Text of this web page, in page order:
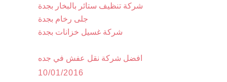
شركة تنظيف ستائر بالبخار بجدة
جلى رخام بجدة
شركة غسيل خزانات بجدة
افضل شركة نقل عفش في جده
10/01/2016